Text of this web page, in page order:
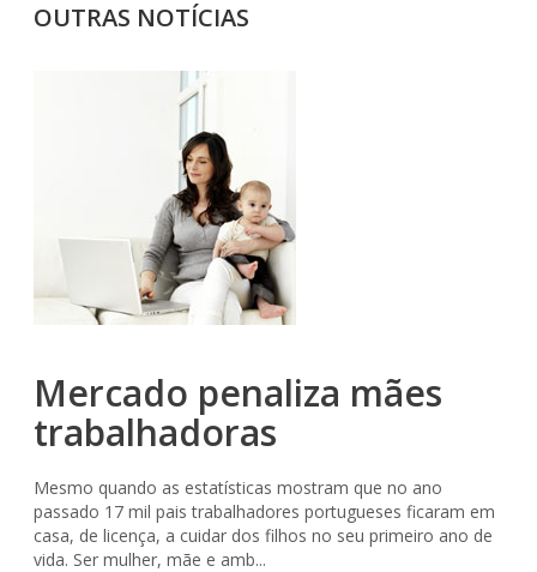
OUTRAS NOTÍCIAS
Mercado penaliza mães
trabalhadoras
Mesmo quando as estatísticas mostram que no ano
passado 17 mil pais trabalhadores portugueses ficaram em
casa, de licença, a cuidar dos filhos no seu primeiro ano de
vida. Ser mulher, mãe e amb...